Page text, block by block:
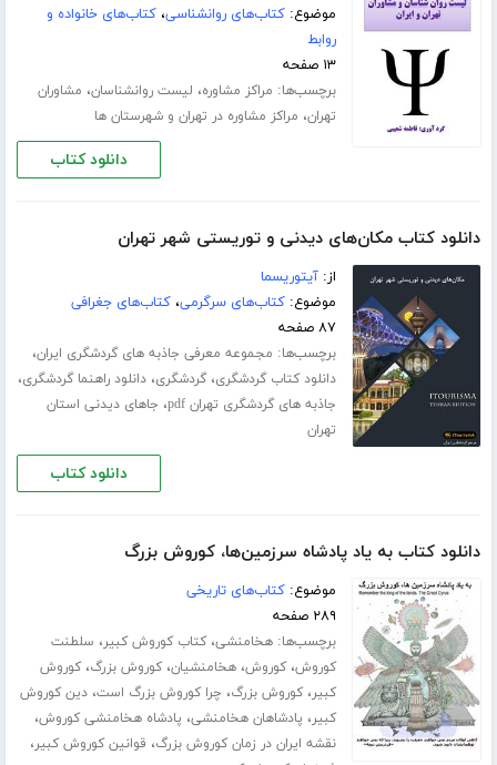
موضوع:کتاب‌های روانشناسی،کتاب‌های خانواده و
روابط
۱۳ صفحه
برچسب‌ها: مراکز مشاوره، لیست روانشناسان، مشاوران
تهران، مراکز مشاوره در تهران و شهرستان ها
دانلود کتاب
دانلود کتاب مکان‌های دیدنی و توریستی شهر تهران
از:آیتوریسما
موضوع:کتاب‌های سرگرمی،کتاب‌های جغرافی
۸۷ صفحه
برچسب‌ها: مجموعه معرفی جاذبه های گردشگری ایران،
دانلود کتاب گردشگری،گردشگری،دانلود راهنما گردشگری،
جاذبه های گردشگری تهران pdf ، جاهای دیدنی استان
تهران
دانلود کتاب
دانلود کتاب به یاد پادشاه سرزمین‌ها، کوروش بزرگ
موضوع:کتاب‌های تاریخی
۲۸۹ صفحه
برچسب‌ها:هخامنشی،کتاب کوروش کبیر، سلطنت
کوروش،کوروش،هخامنشیان،کوروش بزرگ،کوروش
کبیر،کوروش بزرگ، چرا کوروش بزرگ است،دین کوروش
کبیر، پادشاهان هخامنشی، پادشاه هخامنشی کوروش،
نقشه ایران در زمان کوروش بزرگ، قوانین کوروش کبیر،